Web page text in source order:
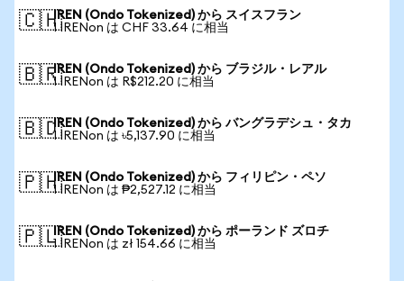
🇨🇭IREN (Ondo Tokenized) から スイスフラン
1 IRENon は CHF 33.64 に相当
🇧🇷IREN (Ondo Tokenized) から ブラジル・レアル
1 IRENon は R$212.20 に相当
🇧🇩IREN (Ondo Tokenized) から バングラデシュ・タカ
1 IRENon は ৳5,137.90 に相当
🇵🇭IREN (Ondo Tokenized) から フィリピン・ペソ
1 IRENon は ₱2,527.12 に相当
🇵🇱IREN (Ondo Tokenized) から ポーランド ズロチ
1 IRENon は zł 154.66 に相当